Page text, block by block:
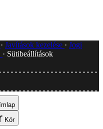
Javítások kezelése
Jogi
Sütibeállítások
Kör